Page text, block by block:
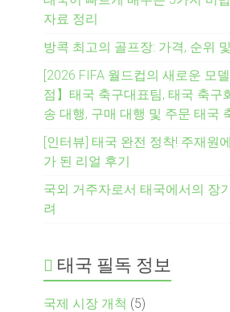
자료 정리
방콕 최고의 골프장: 가격, 순위
[2026 FIFA 월드컵의 새로운 모
점】태국 축구대표팀, 태국 축구
송 대행, 구매 대행 및 주문 태국
[인터뷰] 태국 완전 정착! 주재원
가 된 리얼 후기
국외 거주자로서 태국에서의 장
려
태국 필독 정보
국제 시장 개척 (5)